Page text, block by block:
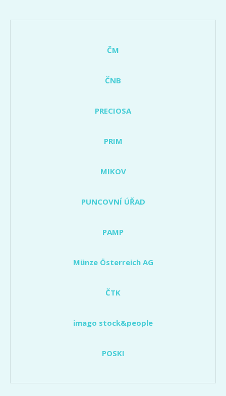
ČM
ČNB
PRECIOSA
PRIM
MIKOV
PUNCOVNÍ ÚŘAD
PAMP
Münze Österreich AG
ČTK
imago stock&people
POSKI